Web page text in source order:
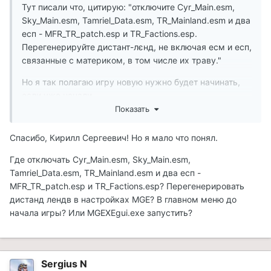
Тут писали что, цитирую: "отключите Cyr_Main.esm,
Sky_Main.esm, Tamriel_Data.esm, TR_Mainland.esm и два
есп - MFR_TR_patch.esp и TR_Factions.esp.
Перегенерируйте дистант-лєнд, не включая есм и есп,
связанные с материком, в том числе их траву."
Но я так полагаю игру новую нужно будет начинать,
Показать
Спасибо, Кирилл Сергеевич! Но я мало что понял.
Где отключать Cyr_Main.esm, Sky_Main.esm,
Tamriel_Data.esm, TR_Mainland.esm и два есп -
MFR_TR_patch.esp и TR_Factions.esp? Перегенерировать
дистанд лендв в настройках MGE? В главном меню до
начала игры? Или MGEXEgui.exe запустить?
Sergius N